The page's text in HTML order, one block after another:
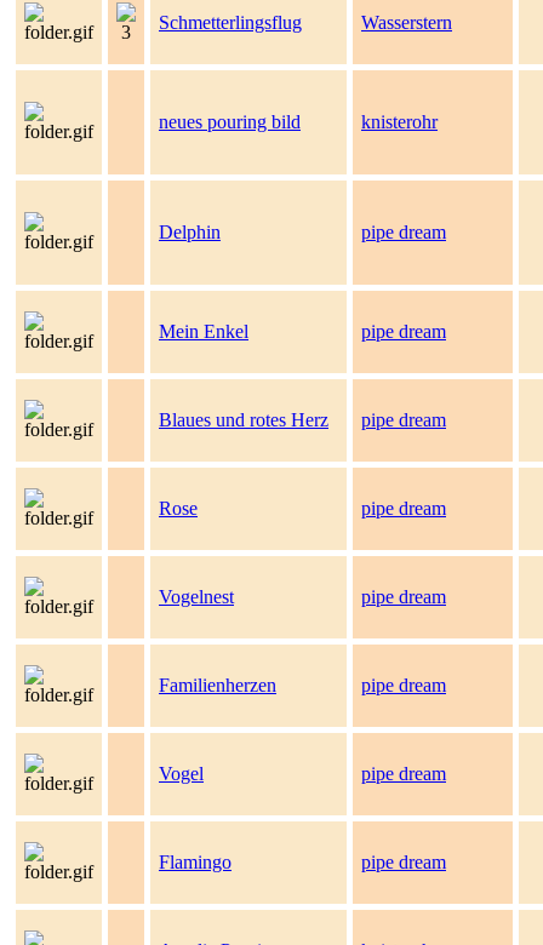
Schmetterlingsflug Wasserstern
neues pouring bild knisterohr
Delphin pipe dream
Mein Enkel pipe dream
Blaues und rotes Herz pipe dream
Rose pipe dream
Vogelnest pipe dream
Familienherzen pipe dream
Vogel pipe dream
Flamingo pipe dream